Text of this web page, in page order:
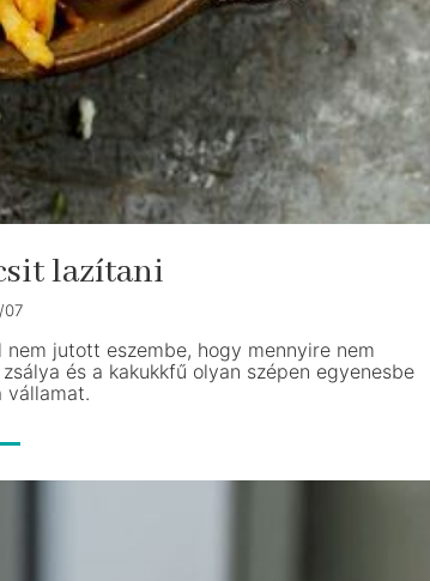
lazítani
07
jutott eszembe, hogy mennyire nem
és a kakukkfű olyan szépen egyenesbe
vállamat.